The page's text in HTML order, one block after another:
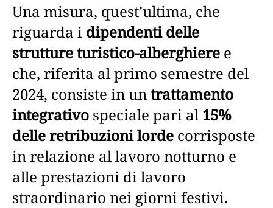
Una misura, quest’ultima, che
riguarda i dipendenti delle
strutture turistico-alberghiere e
che, riferita al primo semestre del
2024, consiste in untrattamento
integrativo speciale pari al15%
delle retribuzioni lorde corrisposte
in relazione al lavoro notturno e
alle prestazioni di lavoro
straordinario nei giorni festivi.